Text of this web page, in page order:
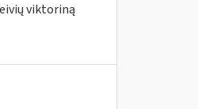
viktoriną